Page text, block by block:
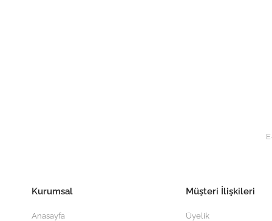
Kurumsal
Anasayfa
Müşteri İlişkileri
Üyelik